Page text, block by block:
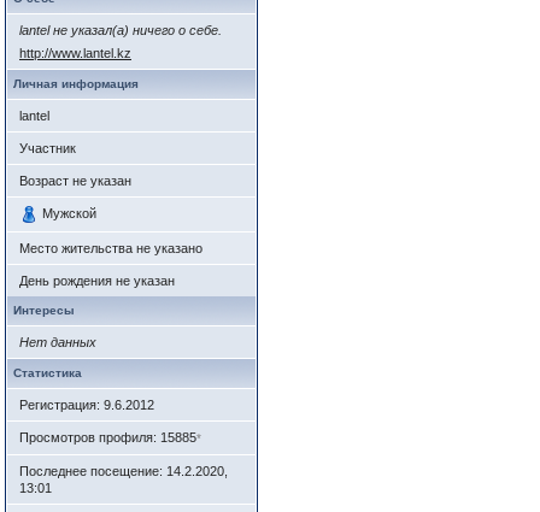
lantel не указал(а) ничего о себе.
http://www.lantel.kz
Личная информация
lantel
Участник
Возраст не указан
Мужской
Место жительства не указано
День рождения не указан
Интересы
Нет данных
Статистика
Регистрация: 9.6.2012
Просмотров профиля: 15885*
Последнее посещение: 14.2.2020,
13:01